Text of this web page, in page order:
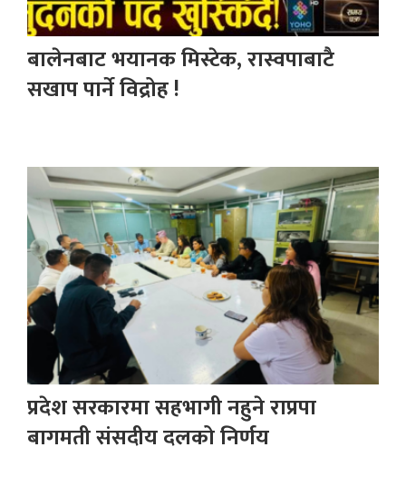
बालेनबाट भयानक मिस्टेक, रास्वपाबाटै
सखाप पार्ने विद्रोह !
प्रदेश सरकारमा सहभागी नहुने राप्रपा
बागमती संसदीय दलको निर्णय